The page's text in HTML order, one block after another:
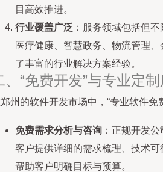
目高效推进。
行业覆盖广泛 ：服务领域包括但
医疗健康、智慧政务、物流管理
了丰富的行业解决方案经验。
、“免费开发”与专业定
州的软件开发市场中，“专业软件免
免费需求分析与咨询 ：正规开发
客户提供详细的需求梳理、技术
帮助客户明确目标与预算。